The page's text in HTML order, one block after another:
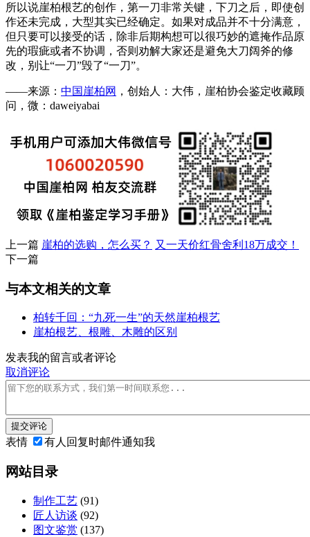
所以说崖柏根艺的创作，第一刀非常关键，下刀之后，即使创
作还未完成，大型其实已经确定。如果对成品并不十分满意，
但只要可以接受的话，除非后期构想可以很巧妙的遮掩作品原
先的瑕疵或者不协调，否则劝解大家还是避免大刀阔斧的修
改，别让“一刀”毁了“一刀”。
——来源： 中国崖柏网 ，创始人：大伟，崖柏协会鉴定收藏顾
问，微：daweiyabai
上一篇 崖柏的选购，怎么买？ 又一天价红骨舍利18万成交！
下一篇
与本文相关的文章
柏转千回：“九死一生”的天然崖柏根艺
崖柏根艺、根雕、木雕的区别
发表我的留言或者评论
取消评论
提交评论
表情 有人回复时邮件通知我
网站目录
制作工艺 (91)
匠人访谈 (92)
图文鉴赏 (137)